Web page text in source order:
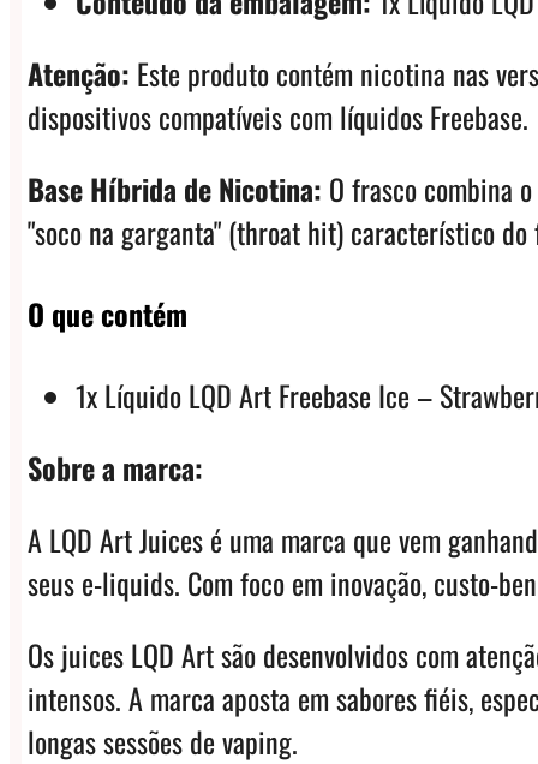
Atenção: Este produto contém nicotina nas
dispositivos compatíveis com líquidos Freebase.
Base Híbrida de Nicotina: O frasco combina
"soco na garganta" (throat hit) característico do
O que contém
1x Líquido LQD Art Freebase Ice –
Sobre a marca:
A LQD Art Juices é uma marca que vem
seus e-liquids. Com foco em inovação, custo-
Os juices LQD Art são desenvolvidos com
intensos. A marca aposta em sabores fiéis,
longas sessões de vaping.